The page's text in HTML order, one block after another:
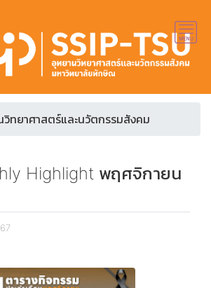
วิทยาศาสตร์และนวัตกรรมสังคม
Highlight พฤศจิกายน